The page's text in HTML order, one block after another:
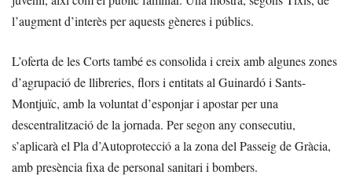
l’augment d’interès per aquests gèneres i públics.
L’oferta de les Corts també es consolida i creix amb algunes zones
d’agrupació de llibreries, flors i entitats al Guinardó i Sants-
Montjuïc, amb la voluntat d’esponjar i apostar per una
descentralització de la jornada. Per segon any consecutiu,
s’aplicarà el Pla d’Autoprotecció a la zona del Passeig de Gràcia,
amb presència fixa de personal sanitari i bombers.